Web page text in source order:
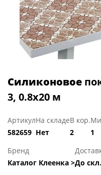
Силиконовое
3, 0.8x20 м
Артикул
582659
На складе
Нет
В кор.
2
1
Бренд
Каталог Клеенка >До